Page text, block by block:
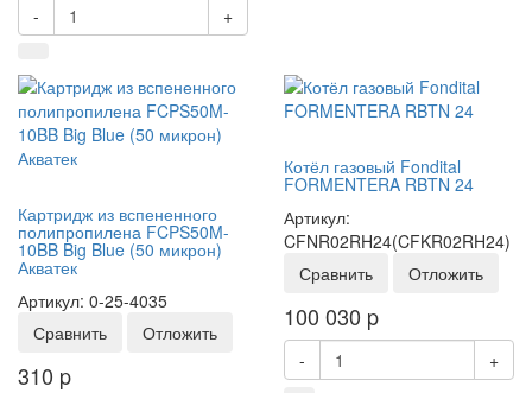
- +
Картридж из вспененного
полипропилена FCPS50M-
10BB Big Blue (50 микрон)
Акватек
Артикул: 0-25-4035
Сравнить
Отложить
310 p
Котёл газовый Fondital
FORMENTERA RBTN 24
Артикул:
CFNR02RH24(CFKR02RH24)
Сравнить
Отложить
100 030 p
- +